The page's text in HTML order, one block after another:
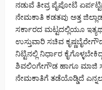
ನಡುವೆ ತೀವ್ರ ಪೈಪೋಟಿ
ನೇಮಕಾತಿ ಕಡತವು ಅತ್ತ
ಸರ್ಕಾರದ ಮಟ್ಟದಲ್ಲಿಯೂ
ಉಸ್ತುವಾರಿ ಸಚಿವ
ನಿಟ್ಟಿನಲ್ಲಿ ನಿರ್ಧಾರ
ಶಿವಲಿಂಗೇಗೌಡ ಹಾಗೂ ಮಾಜಿ
ನೇಮಕಾತಿಗೆ ತಡೆಯೊಡ್ಡಿದೆ